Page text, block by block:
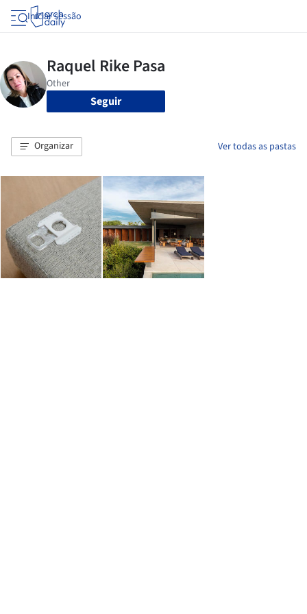
Iniciar sessão
Seguir
Organizar Ver todas as pastas